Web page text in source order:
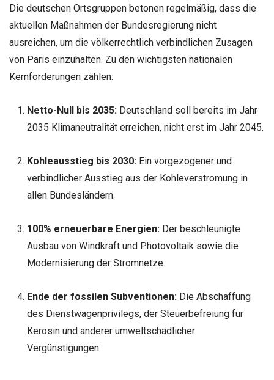
Die deutschen Ortsgruppen betonen regelmäßig, dass die
aktuellen Maßnahmen der Bundesregierung nicht
ausreichen, um die völkerrechtlich verbindlichen Zusagen
von Paris einzuhalten. Zu den wichtigsten nationalen
Kernforderungen zählen:
Netto-Null bis 2035:Deutschland soll bereits im Jahr
2035 Klimaneutralität erreichen, nicht erst im Jahr 2045.
Kohleausstieg bis 2030:Ein vorgezogener und
verbindlicher Ausstieg aus der Kohleverstromung in
allen Bundesländern.
100% erneuerbare Energien:Der beschleunigte
Ausbau von Windkraft und Photovoltaik sowie die
Modernisierung der Stromnetze.
Ende der fossilen Subventionen:Die Abschaffung
des Dienstwagenprivilegs, der Steuerbefreiung für
Kerosin und anderer umweltschädlicher
Vergünstigungen.